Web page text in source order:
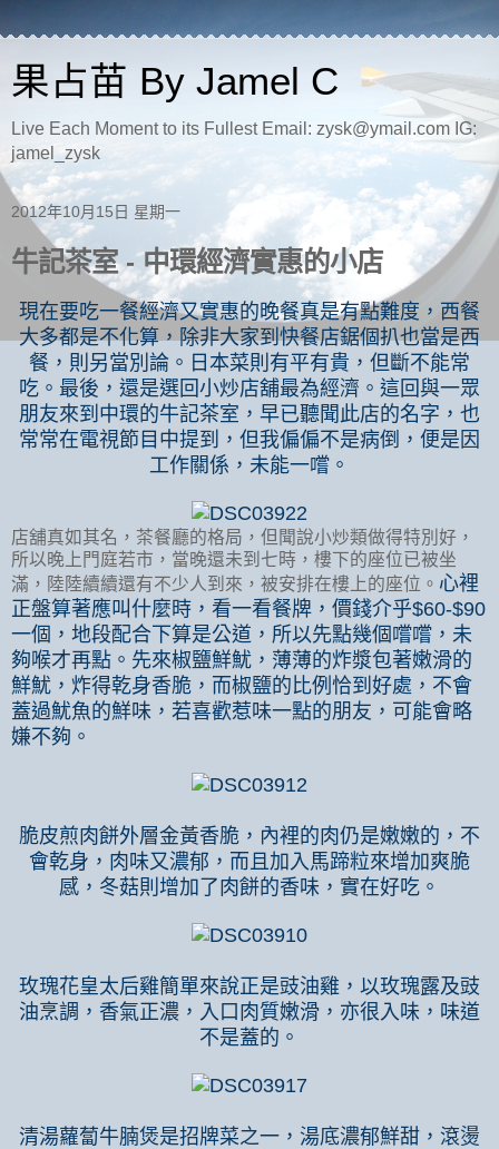
果占苗 By Jamel C
Live Each Moment to its Fullest Email: zysk@ymail.com IG:
jamel_zysk
2012年10月15日 星期一
牛記茶室 - 中環經濟實惠的小店
現在要吃一餐經濟又實惠的晚餐真是有點難度，西餐
大多都是不化算，除非大家到快餐店鋸個扒也當是西
餐，則另當別論。日本菜則有平有貴，但斷不能常
吃。最後，還是選回小炒店舖最為經濟。這回與一眾
朋友來到中環的牛記茶室，早已聽聞此店的名字，也
常常在電視節目中提到，但我偏偏不是病倒，便是因
工作關係，未能一嚐。
店舖真如其名，茶餐廳的格局，但聞說小炒類做得特別好，
所以晚上門庭若市，當晚還未到七時，樓下的座位已被坐
滿，陸陸續續還有不少人到來，被安排在樓上的座位。 心裡
正盤算著應叫什麼時，看一看餐牌，價錢介乎$60-$90
一個，地段配合下算是公道，所以先點幾個嚐嚐，未
夠喉才再點。先來椒鹽鮮魷，薄薄的炸漿包著嫩滑的
鮮魷，炸得乾身香脆，而椒鹽的比例恰到好處，不會
蓋過魷魚的鮮味，若喜歡惹味一點的朋友，可能會略
嫌不夠。
脆皮煎肉餅外層金黃香脆，內裡的肉仍是嫩嫩的，不
會乾身，肉味又濃郁，而且加入馬蹄粒來增加爽脆
感，冬菇則增加了肉餅的香味，實在好吃。
玫瑰花皇太后雞簡單來說正是豉油雞，以玫瑰露及豉
油烹調，香氣正濃，入口肉質嫩滑，亦很入味，味道
不是蓋的。
清湯蘿蔔牛腩煲是招牌菜之一，湯底濃郁鮮甜，滾燙